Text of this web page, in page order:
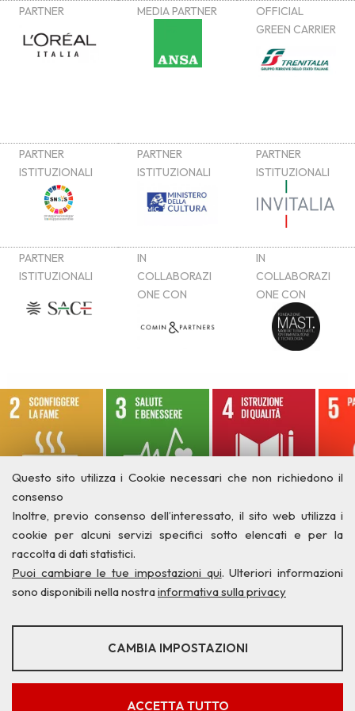
Questo sito utilizza i Cookie necessari che non richiedono il
consenso
Inoltre, previo consenso dell’interessato, il sito web utilizza i
cookie per alcuni servizi specifici sotto elencati e per la
raccolta di dati statistici.
Puoi cambiare le tue impostazioni qui. Ulteriori informazioni
sono disponibili nella nostrainformativa sulla privacy
STATISTICHE
Mostra maggiori informazioni
CAMBIA IMPOSTAZIONI
ACCETTA TUTTO